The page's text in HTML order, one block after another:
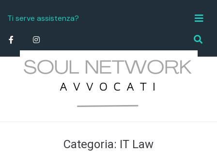
Ti serve assistenza?
info.studiolegale@soulnetworktorino.it
Categoria: IT Law